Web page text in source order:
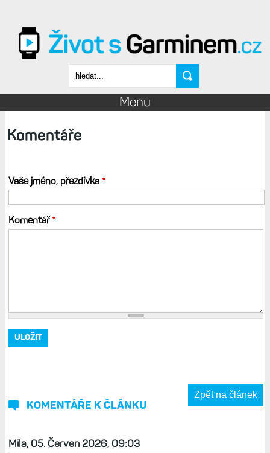
Vyhledávání
Menu
Komentáře
Vaše jméno, přezdívka *
Komentář*
KOMENTÁŘE K ČLÁNKU
Zpět na článek
Mila, 05. Červen 2026, 09:03